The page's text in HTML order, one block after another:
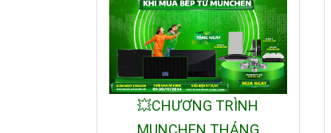
💥CHƯƠNG TRÌNH